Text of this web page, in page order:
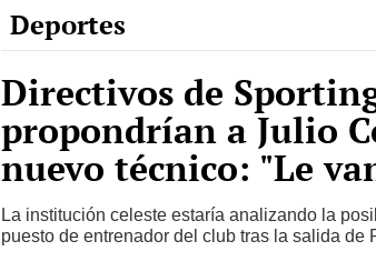
Deportes
Directivos de
propondrían a Julio
nuevo técnico: "Le
La institución celeste estaría analizando la
puesto de entrenador del club tras la salida de